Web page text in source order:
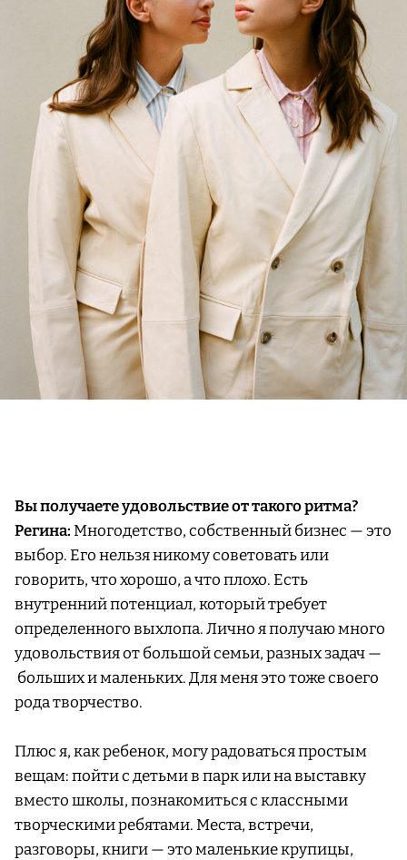
Вы получаете удовольствие от такого ритма?
Регина:Многодетство, собственный бизнес — это
выбор. Его нельзя никому советовать или
говорить, что хорошо, а что плохо. Есть
внутренний потенциал, который требует
определенного выхлопа. Лично я получаю много
удовольствия от большой семьи, разных задач —
больших и маленьких. Для меня это тоже своего
рода творчество.
Плюс я, как ребенок, могу радоваться простым
вещам: пойти с детьми в парк или на выставку
вместо школы, познакомиться с классными
творческими ребятами. Места, встречи,
разговоры, книги — это маленькие крупицы,